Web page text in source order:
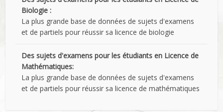
Biologie :
La plus grande base de données de sujets d'examens
et de partiels pour réussir sa licence de biologie
Des sujets d'examens pour les étudiants en Licence de
Mathématiques:
La plus grande base de données de sujets d'examens
et de partiels pour réussir sa licence de mathématiques